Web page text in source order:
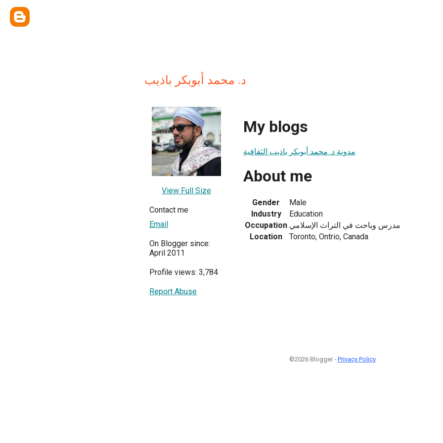
د. محمد أبوبكر باذيب
View Full Size
Contact me
Email
On Blogger since:
April 2011
Profile views: 3,784
Report Abuse
My blogs
مدونة د. محمد أبوبكر باذيب الثقافية
About me
Gender
Male
Industry
Education
Occupation مدرس وباحث في التراث الإسلامي
Location
Toronto, Ontrio, Canada
©2026 Blogger - Privacy Policy